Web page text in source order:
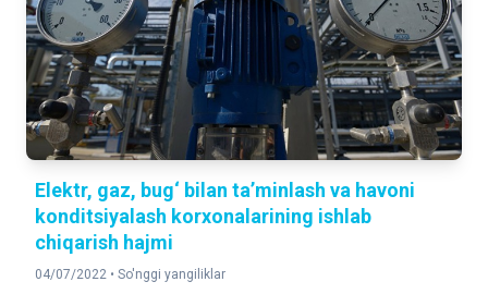
Elektr, gaz, bug‘ bilan ta’minlash va havoni
konditsiyalash korxonalarining ishlab
chiqarish hajmi
04/07/2022 • So'nggi yangiliklar